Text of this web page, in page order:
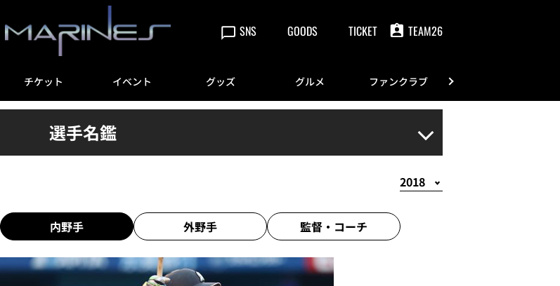
SNS GOODS TICKET TEAM26
チケット イベント グッズ グルメ ファンクラブ
選手名鑑
内野手 外野手 監督・ コーチ